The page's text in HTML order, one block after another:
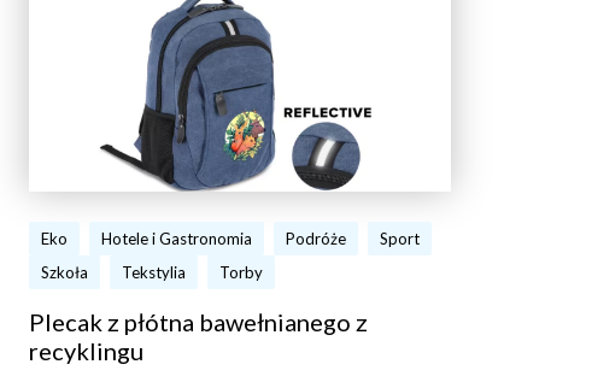
Eko Hotele i Gastronomia Podróże
Sport
Szkoła
Tekstylia Torby
Plecak z płótna bawełnianego z
recyklingu